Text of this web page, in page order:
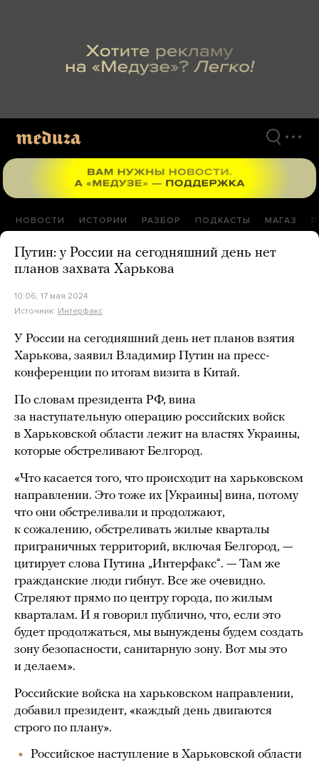
НОВОСТИ ИСТОРИИ РАЗБОР ПОДКАСТЫ МАГАЗ
Путин: у России на сегодняшний день нет
планов захвата Харькова
10:06, 17 мая 2024
Источник: Интерфакс
У России на сегодняшний день нет планов взятия
Харькова, заявил Владимир Путин на пресс-
конференции по итогам визита в Китай.
По словам президента РФ, вина
за наступательную операцию российских войск
в Харьковской области лежит на властях Украины,
которые обстреливают Белгород.
«Что касается того, что происходит на харьковском
направлении. Это тоже их [Украины] вина, потому
что они обстреливали и продолжают,
к сожалению, обстреливать жилые кварталы
приграничных территорий, включая Белгород, —
цитирует слова Путина „Интерфакс“. — Там же
гражданские люди гибнут. Все же очевидно.
Стреляют прямо по центру города, по жилым
кварталам. И я говорил публично, что, если это
будет продолжаться, мы вынуждены будем создать
зону безопасности, санитарную зону. Вот мы это
и делаем».
Российские войска на харьковском направлении,
добавил президент, «каждый день двигаются
строго по плану».
Российское наступление в Харьковской области